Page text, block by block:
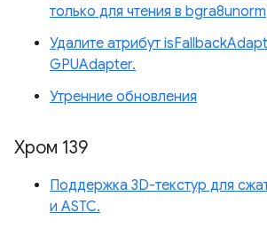
только для чтения в bgra8unorm
Удалите атрибут
GPUAdapter.
Утренние обновления
Хром 139
Поддержка 3D-текстур для
и ASTC.